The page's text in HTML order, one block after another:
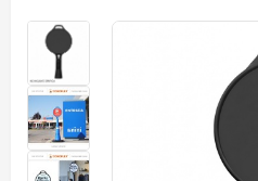
imagenes